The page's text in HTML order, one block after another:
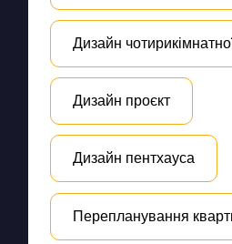
Дизайн
Дизайн проєкт
Дизайн пентхауса
Перепланування